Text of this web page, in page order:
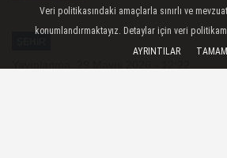
Veri politikasındaki amaçlarla sınırlı ve
konumlandırmaktayız. Detaylar için veri
AYRINTILAR
TAMAM